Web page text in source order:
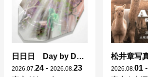
セルバンテス
ター東京
日日日 Day by Day by Day
2026.07.24 - 2026.08.23
2026.08.01 -